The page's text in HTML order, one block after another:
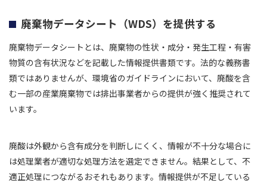
廃棄物データシート（WDS）を提供する
廃棄物データシートとは、廃棄物の性状・成分・発生工程・有害
物質の含有状況などを記載した情報提供書類です。法的な義務書
類ではありませんが、環境省のガイドラインにおいて、廃酸を含
む一部の産業廃棄物では排出事業者からの提供が強く推奨されて
います。
廃酸は外観から含有成分を判断しにくく、情報が不十分な場合に
は処理業者が適切な処理方法を選定できません。結果として、不
適正処理につながるおそれもあります。情報提供が不足している